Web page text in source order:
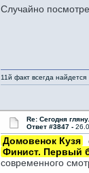
Случайно
11й факт всегда найдется
Re: Сегодня
Ответ #3847 -
Домовенок Кузя
Финист. Первый
современного